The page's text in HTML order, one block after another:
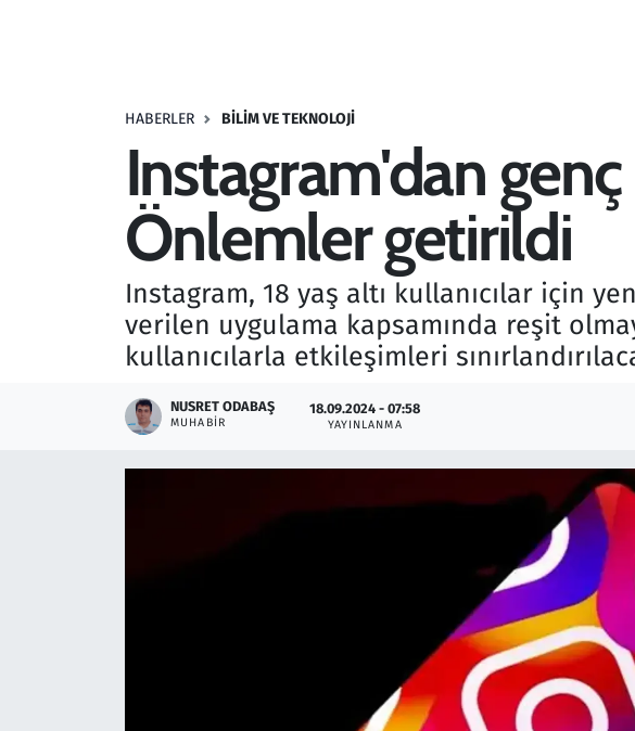
HABERLER BILIM VE TEKNOLOJI
Instagram'dan genç
Önlemler getirildi
Instagram, 18 yaş altı kullanıcılar için
verilen uygulama kapsamında reşit
kullanıcılarla etkileşimleri
NUSRET ODABAŞ
MUHABIR
18.09.2024 - 07:58
YAYINLANMA
Savunma Sanayi
Televizyon